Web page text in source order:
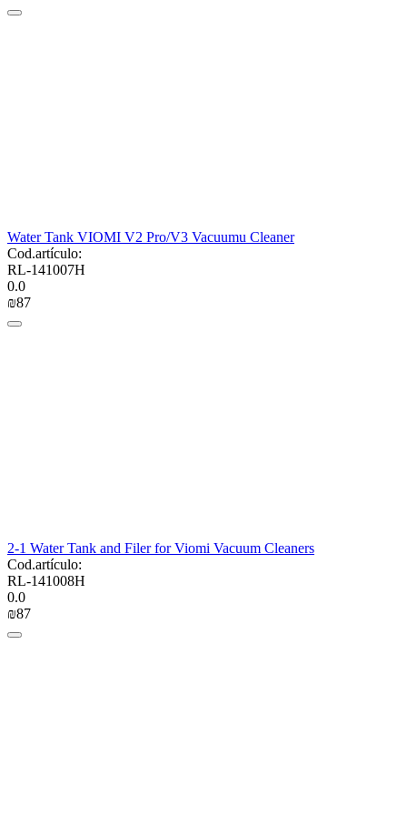
Water Tank VIOMI V2 Pro/V3 Vacuumu Cleaner
Cod.artículo:
RL-141007H
0.0
₪‍87‍
2-1 Water Tank and Filer for Viomi Vacuum Cleaners
Cod.artículo:
RL-141008H
0.0
₪‍87‍